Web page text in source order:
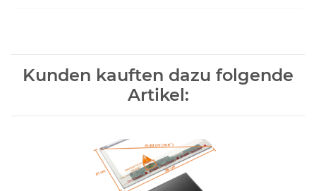
Kunden kauften dazu folgende
Artikel: